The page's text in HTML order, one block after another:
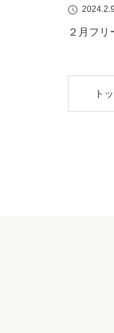
2024.2.9
２月フ
ト